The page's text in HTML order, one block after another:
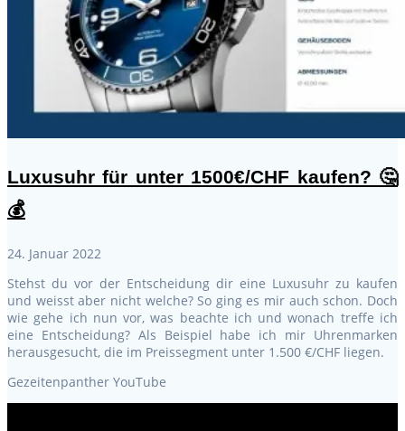
Luxusuhr für unter 1500€/CHF kaufen? 🤔
💰
24. Januar 2022
Stehst du vor der Entscheidung dir eine Luxusuhr zu kaufen
und weisst aber nicht welche? So ging es mir auch schon. Doch
wie gehe ich nun vor, was beachte ich und wonach treffe ich
eine Entscheidung? Als Beispiel habe ich mir Uhrenmarken
herausgesucht, die im Preissegment unter 1.500 €/CHF liegen.
Gezeitenpanther YouTube